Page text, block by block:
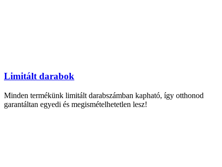
Limitált darabok
Minden termékünk limitált darabszámban kapható, így otthonod
garantáltan egyedi és megismételhetetlen lesz!